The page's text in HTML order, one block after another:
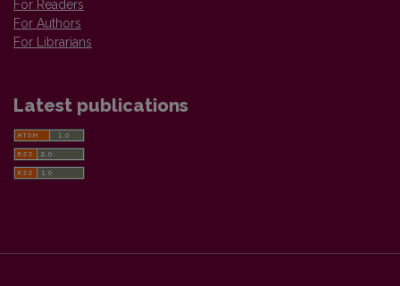
For Readers
For Authors
For Librarians
Latest publications